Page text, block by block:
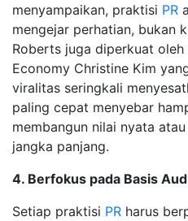
menyampaikan, praktisi PR
mengejar perhatian, bukan
Roberts juga diperkuat oleh
Economy Christine Kim
viralitas seringkali
paling cepat menyebar
membangun nilai nyata
jangka panjang.
4. Berfokus pada Basis
Setiap praktisi PR harus